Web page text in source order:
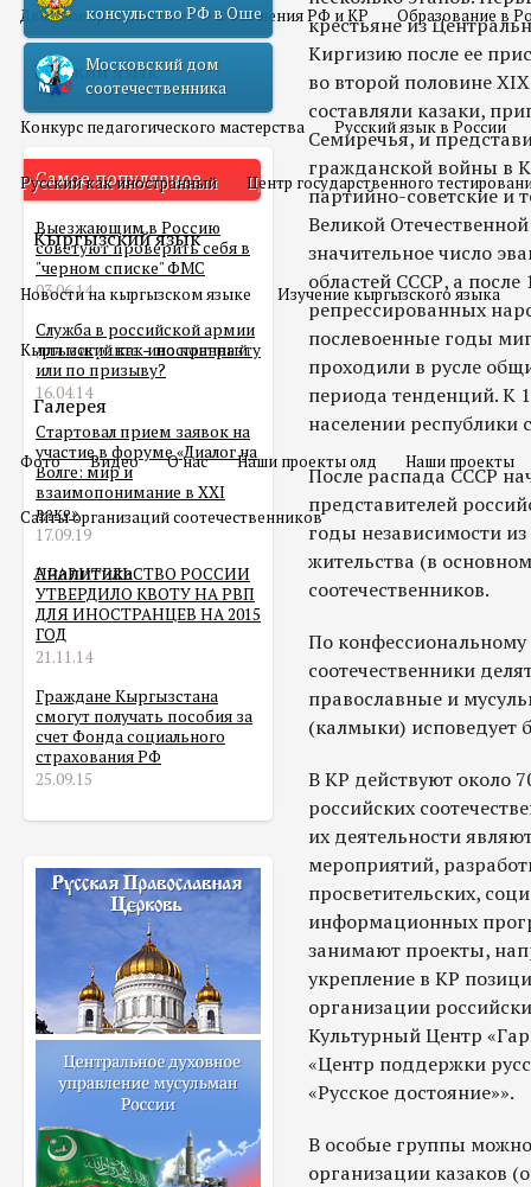
Двойное гражданство Отношения РФ и КР Образование в
Русский язык
Конкурс педагогического мастерства Русский язык в России
Русский как иностранный Центр государственного
Кыргызский язык
Новости на кыргызском языке Изучение кыргызского языка
Кыргызский как иностранный
Галерея
Фото Видео О нас Наши проекты олд Наши проекты
Сайты организаций соотечественников
Аналитика
консульство РФ в Оше
Московский дом
соотечественника
Самое популярное
Выезжающим в Россию
советуют проверить себя в
"черном списке" ФМС
03.06.14
Служба в российской армии
для мигранта – по контракту
или по призыву?
16.04.14
Стартовал прием заявок на
участие в форуме «Диалог на
Волге: мир и
взаимопонимание в XXI
веке»
17.09.19
ПРАВИТЕЛЬСТВО РОССИИ
УТВЕРДИЛО КВОТУ НА РВП
ДЛЯ ИНОСТРАНЦЕВ НА 2015
ГОД
21.11.14
Граждане Кыргызстана
смогут получать пособия за
счет Фонда социального
страхования РФ
25.09.15
крестьяне из
Киргизию после ее
во второй половине
составляли казаки,
Семиречья, и
гражданской войны в
партийно-советские и
Великой
значительное число
областей СССР, а после
репрессированных
послевоенные годы
проходили в русле
периода тенденций. К
населении республики
После распада СССР
представителей
годы независимости
жительства (в
соотечественников.
По
соотечественники
православные и
(калмыки) исповедует
В КР действуют около
российских
их деятельности
мероприятий,
просветительских,
информационных
занимают проекты,
укрепление в КР
организации
Культурный Центр
«Центр поддержки
«Русское достояние»».
В особые группы
организации казаков